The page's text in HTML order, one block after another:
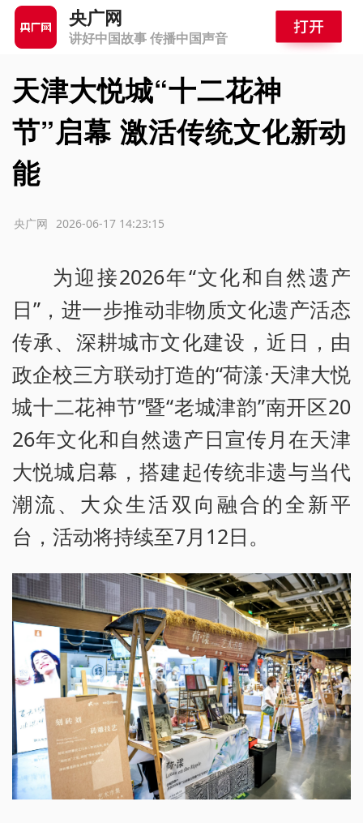
央广网
讲好中国故事 传播中国声音
天津大悦城“十二花神
节”启幕 激活传统文化新动
能
2026-06-17 14:23:15
央广网
为迎接2026年“文化和自然遗产
日”，进一步推动非物质文化遗产活态
传承、深耕城市文化建设，近日，由
政企校三方联动打造的“荷漾·天津大悦
城十二花神节”暨“老城津韵”南开区20
26年文化和自然遗产日宣传月在天津
大悦城启幕，搭建起传统非遗与当代
潮流、大众生活双向融合的全新平
台，活动将持续至7月12日。